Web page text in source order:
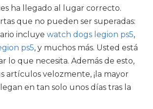
ha llegado al lugar correcto.
que no pueden ser superadas:
incluye watch dogs legion ps5,
ps5, y muchos más. Usted está
lo que necesita. Además de esto,
artículos velozmente, ¡la mayor
en tan solo unos días tras la